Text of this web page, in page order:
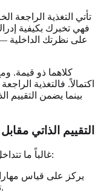
تأتي التغذية الراجعة
فهي تخبرك بكيفية
على نظرتك الداخلية
كلاهما ذو قيمة.
اكتمالاً. فالتغذية
بينما يضمن التقييم
التقييم الذاتي
غالباً ما تتداخل هذه المصطلحات، لكن بينها فروقاً دقيقة:
تقدمك أو سماتك مقابل معايير محددة.